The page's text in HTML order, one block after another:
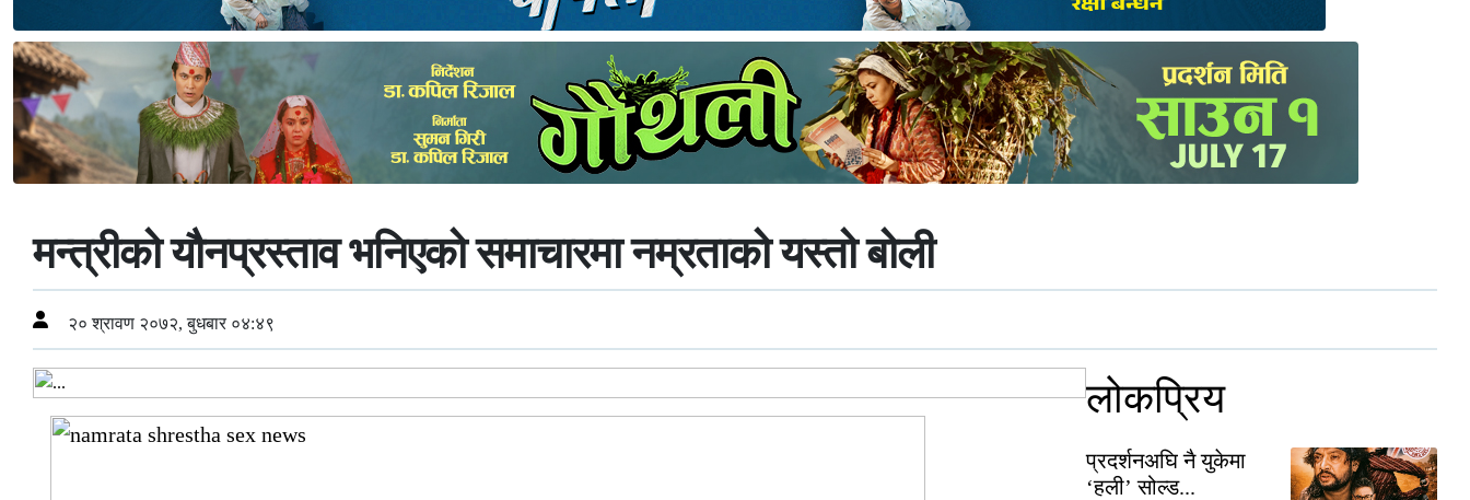
मन्त्रीको यौनप्रस्ताव भनिएको समाचारमा नम्रताको यस्तो बोली
२० श्रावण २०७२, बुधबार ०४:४९
लोकप्रिय
प्रदर्शनअघि नै युकेमा
‘हली’ सोल्ड...